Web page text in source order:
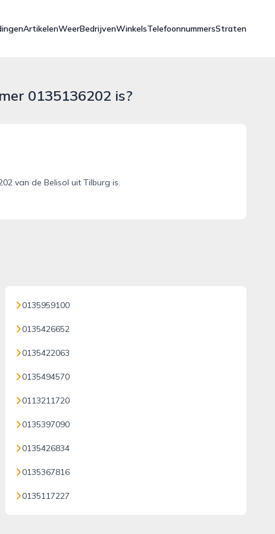
ArtikelenWeerBedrijvenWinkelsTelefoonnummersStraten
0135136202 is?
van de Belisol uit Tilburg is.
0135959100
0135426652
0135422063
0135494570
0113211720
0135397090
0135426834
0135367816
0135117227